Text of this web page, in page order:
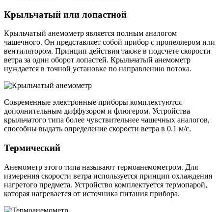
Крыльчатый или лопастной
Крыльчатый анемометр является полным аналогом
чашечного. Он представляет собой прибор с пропеллером или
вентилятором. Принцип действия также в подсчете скорости
ветра за один оборот лопастей. Крыльчатый анемометр
нуждается в точной установке по направлению потока.
Современные электронные приборы комплектуются
дополнительным диффузором и флюгером. Устройства
крыльчатого типа более чувствительнее чашечных аналогов,
способны выдать определение скорости ветра в 0.1 м/с.
Термический
Анемометр этого типа называют термоанемометром. Для
измерения скорости ветра используется принцип охлаждения
нагретого предмета. Устройство комплектуется термопарой,
которая нагревается от источника питания прибора.